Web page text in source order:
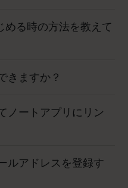
める時の方法を教えて
きますか？
ノートアプリにリン
ルアドレスを登録す